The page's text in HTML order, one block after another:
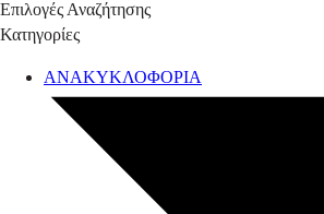
Επιλογές Αναζήτησης
Κατηγορίες
ΑΝΑΚΥΚΛΟΦΟΡΙΑ